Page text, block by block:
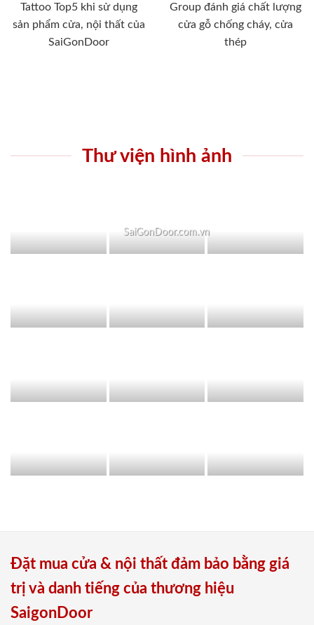
Tattoo Top5 khi sử dụng
sản phẩm cửa, nội thất của
SaiGonDoor
Group đánh giá chất lượng
cửa gỗ chống cháy, cửa
thép
Thư viện hình ảnh
SaiGonDoor.com.vn
Đặt mua cửa & nội thất đảm bảo bằng giá
trị và danh tiếng của thương hiệu
SaigonDoor